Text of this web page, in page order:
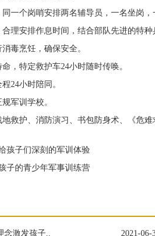
个岗哨安排两名辅导员，一名坐岗，
安排作息时间，结合部队先进的特种
烹饪，确保安全。
特定救护车24小时随时传唤。
24小时陪同。
军训学校。
护、消防演习、书包防身术、《危难
孩子们深刻的军训体验
子的青少年军事训练营
2021-06-
念激发孩子..